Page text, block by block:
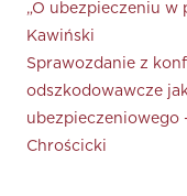
„O ubezpieczeniu w
Kawiński
Sprawozdanie z
odszkodowawcze
ubezpieczeniowego
Chrościcki